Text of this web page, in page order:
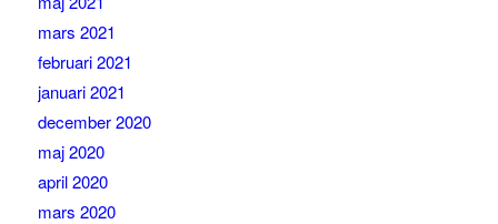
mars 2021
februari 2021
januari 2021
december 2020
maj 2020
april 2020
mars 2020